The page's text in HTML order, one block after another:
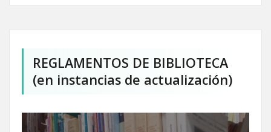
REGLAMENTOS DE BIBLIOTECA
(en instancias de actualización)